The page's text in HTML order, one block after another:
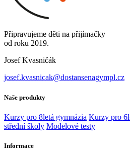
Připravujeme děti na přijímačky
od roku 2019.
Josef Kvasničák
josef.kvasnicak@dostansenagympl.cz
Naše produkty
Kurzy pro 8letá gymnázia Kurzy pro
střední školy Modelové testy
Informace